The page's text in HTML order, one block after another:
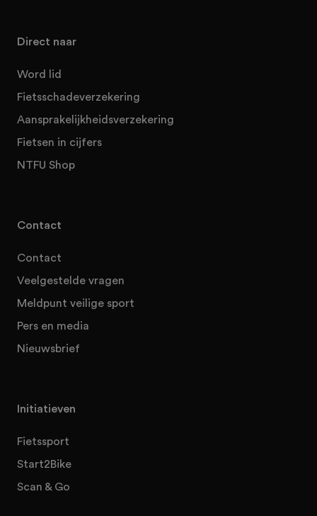
Direct naar
Word lid
Fietsschadeverzekering
Aansprakelijkheidsverzekering
Fietsen in cijfers
NTFU Shop
Contact
Contact
Veelgestelde vragen
Meldpunt veilige sport
Pers en media
Nieuwsbrief
Initiatieven
Fietssport
Start2Bike
Scan & Go